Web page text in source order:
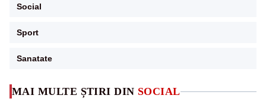
MAI MULTE ȘTIRI DIN SOCIAL
Social
Sport
Sanatate